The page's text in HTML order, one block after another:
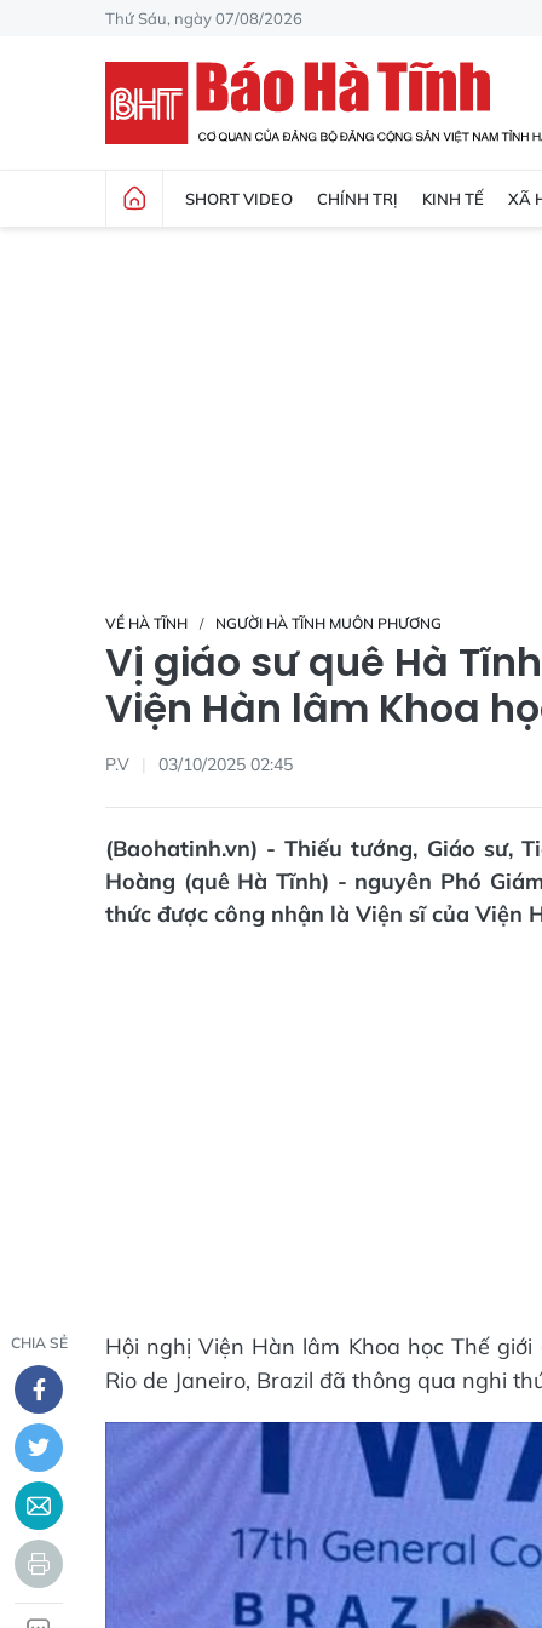
Thứ Sáu, ngày 07/08/2026
SHORT VIDEO CHÍNH TRỊ KINH TẾ XÃ
VỀ HÀ TĨNH NGƯỜI HÀ TĨNH MUÔN PHƯƠNG
Vị giáo sư quê Hà
Viện Hàn lâm Khoa
P.V 03/10/2025 02:45
(Baohatinh.vn) - Thiếu tướng, Giáo sư,
Hoàng (quê Hà Tĩnh) - nguyên Phó
thức được công nhận là Viện sĩ của Viện
CHIA SẺ
Hội nghị Viện Hàn lâm Khoa học Thế
Rio de Janeiro, Brazil đã thông qua nghi